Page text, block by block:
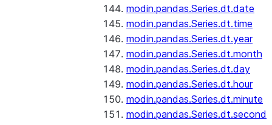
modin.pandas.Series.dt.date
modin.pandas.Series.dt.time
modin.pandas.Series.dt.year
modin.pandas.Series.dt.month
modin.pandas.Series.dt.day
modin.pandas.Series.dt.hour
modin.pandas.Series.dt.minute
modin.pandas.Series.dt.second